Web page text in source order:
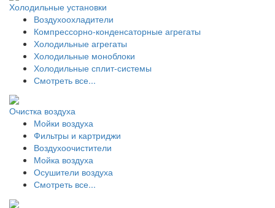
Холодильные установки
Воздухоохладители
Компрессорно-конденсаторные агрегаты
Холодильные агрегаты
Холодильные моноблоки
Холодильные сплит-системы
Смотреть все...
Очистка воздуха
Мойки воздуха
Фильтры и картриджи
Воздухоочистители
Мойка воздуха
Осушители воздуха
Смотреть все...